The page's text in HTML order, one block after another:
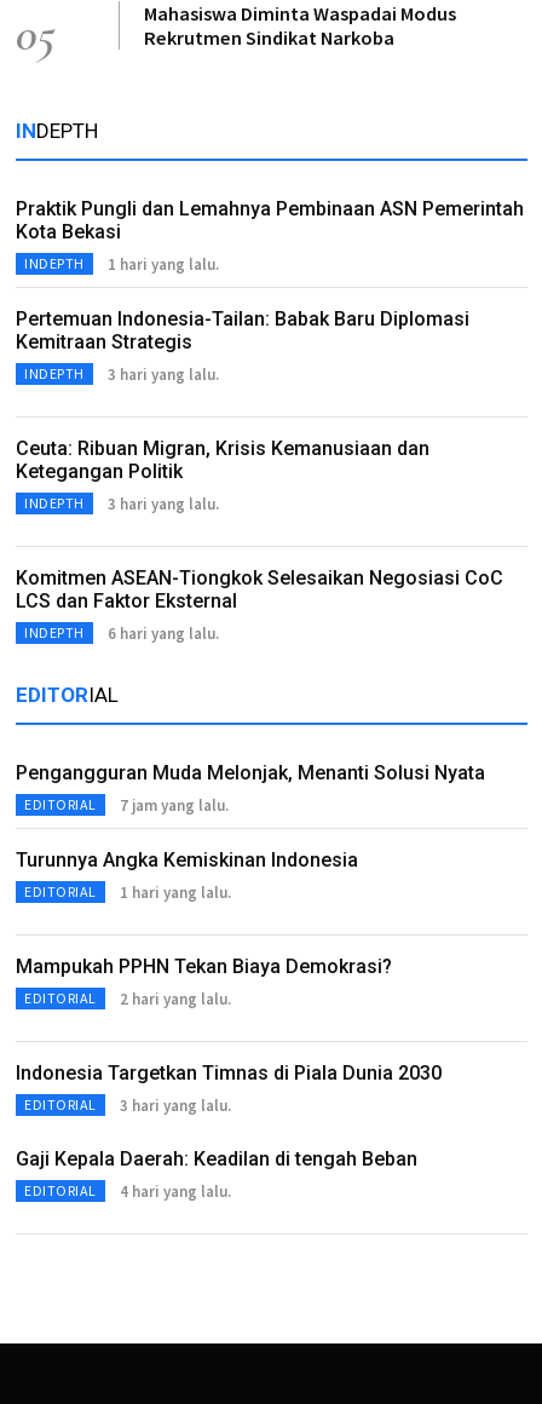
05
Mahasiswa Diminta Waspadai Modus
Rekrutmen Sindikat Narkoba
INDEPTH
Praktik Pungli dan Lemahnya Pembinaan ASN Pemerintah
Kota Bekasi
INDEPTH 1 hari yang lalu.
Pertemuan Indonesia-Tailan: Babak Baru Diplomasi
Kemitraan Strategis
INDEPTH 3 hari yang lalu.
Ceuta: Ribuan Migran, Krisis Kemanusiaan dan
Ketegangan Politik
INDEPTH 3 hari yang lalu.
Komitmen ASEAN-Tiongkok Selesaikan Negosiasi CoC
LCS dan Faktor Eksternal
INDEPTH 6 hari yang lalu.
EDITORIAL
Pengangguran Muda Melonjak, Menanti Solusi Nyata
EDITORIAL 7 jam yang lalu.
Turunnya Angka Kemiskinan Indonesia
EDITORIAL 1 hari yang lalu.
Mampukah PPHN Tekan Biaya Demokrasi?
EDITORIAL 2 hari yang lalu.
Indonesia Targetkan Timnas di Piala Dunia 2030
EDITORIAL 3 hari yang lalu.
Gaji Kepala Daerah: Keadilan di tengah Beban
EDITORIAL 4 hari yang lalu.